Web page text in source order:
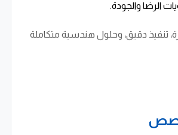
الرضا والجودة.
تنفيذ دقيق، وحلول هندسية متكاملة